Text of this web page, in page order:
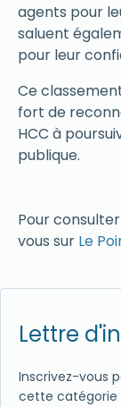
agents pour
saluent
pour leur
Ce
fort de
HCC à
publique.
Pour
vous sur Le
Lettre
Inscrivez-vous
cette catégorie